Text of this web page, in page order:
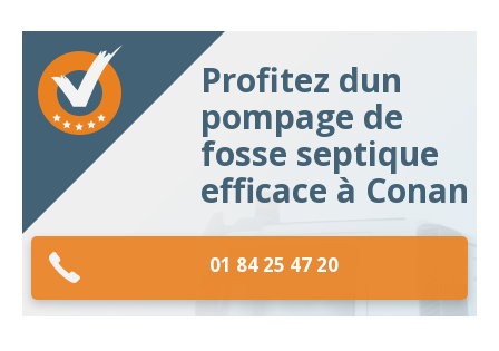
Profitez dun
pompage de
fosse septique
efficace à Conan
01 84 25 47 20